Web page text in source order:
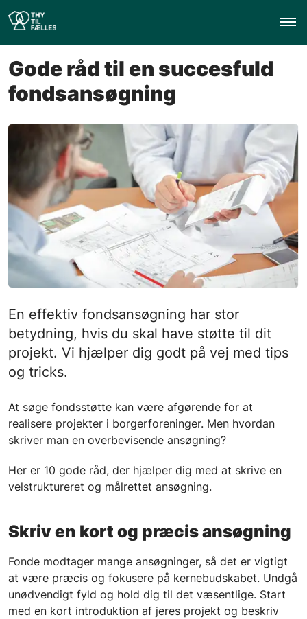
Gode råd til en succesfuld
fondsansøgning
En effektiv fondsansøgning har stor
betydning, hvis du skal have støtte til dit
projekt. Vi hjælper dig godt på vej med tips
og tricks.
At søge fondsstøtte kan være afgørende for at
realisere projekter i borgerforeninger. Men hvordan
skriver man en overbevisende ansøgning?
Her er 10 gode råd, der hjælper dig med at skrive en
velstruktureret og målrettet ansøgning.
Skriv en kort og præcis ansøgning
Fonde modtager mange ansøgninger, så det er vigtigt
at være præcis og fokusere på kernebudskabet. Undgå
unødvendigt fyld og hold dig til det væsentlige. Start
med en kort introduktion af jeres projekt og beskriv